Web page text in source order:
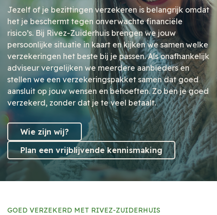
Jezelf of je bezittingen verzekeren is belangrijk omdat
het je beschermt tegen onverwachte financiële
risico’s. Bij Rivez-Zuiderhuis brengen we jouw
persoonlijke situatie in kaart en kijken we samen welke
verzekeringen het beste bij je passen. Als onafhankelijk
adviseur vergelijken we meerdere aanbieders en
stellen we een verzekeringspakket samen dat goed
aansluit op jouw wensen en behoeften. Zo ben je goed
verzekerd, zonder dat je te veel betaalt.
Wie zijn wij?
Plan een vrijblijvende kennismaking
GOED VERZEKERD MET RIVEZ-ZUIDERHUIS